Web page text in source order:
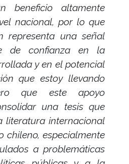
beneficio altamente
nacional, por lo que
representa una señal
de confianza en la
y en el potencial
que estoy llevando
que este apoyo
una tesis que
literatura internacional
chileno, especialmente
a problemáticas